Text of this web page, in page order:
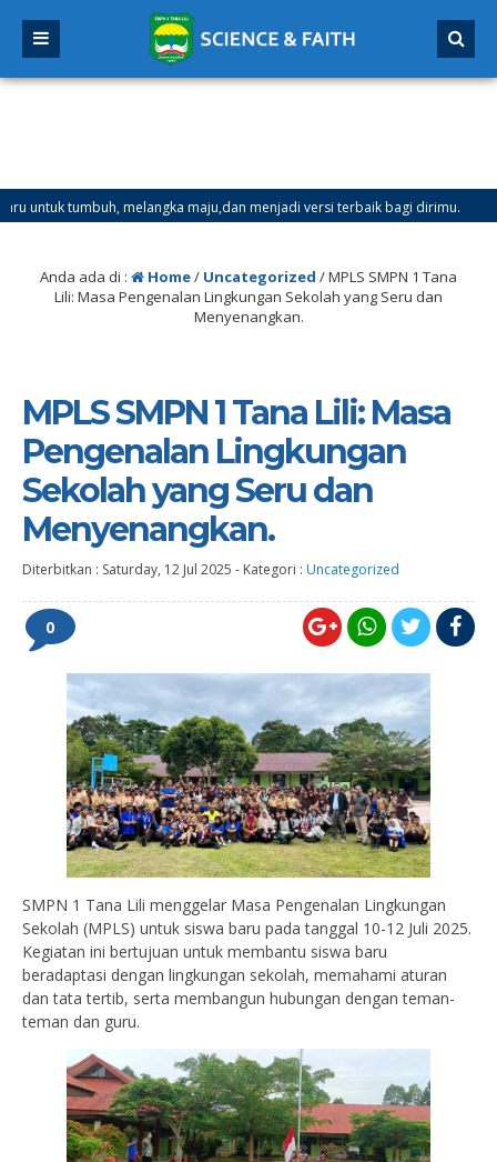
maju,dan menjadi versi terbaik bagi dirimu.
4 bulan
Desember 2025 sd Tanggal 4 Januari 2026
Anda ada di : Home/ Uncategorized /MPLS SMPN 1 Tana
Lili: Masa Pengenalan Lingkungan Sekolah yang Seru dan
Menyenangkan.
MPLS SMPN 1 Tana Lili: Masa
Pengenalan Lingkungan
Sekolah yang Seru dan
Menyenangkan.
Diterbitkan : Saturday, 12 Jul 2025 - Kategori : Uncategorized
0
SMPN 1 Tana Lili menggelar Masa Pengenalan Lingkungan
Sekolah (MPLS) untuk siswa baru pada tanggal 10-12 Juli 2025.
Kegiatan ini bertujuan untuk membantu siswa baru
beradaptasi dengan lingkungan sekolah, memahami aturan
dan tata tertib, serta membangun hubungan dengan teman-
teman dan guru.